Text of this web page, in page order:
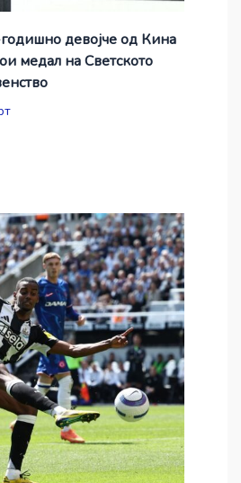
девојче од Кина
медал на Светското